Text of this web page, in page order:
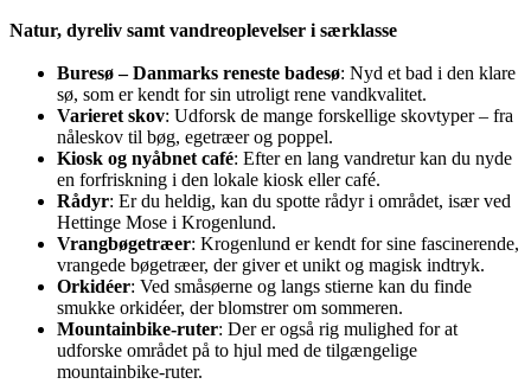
Natur, dyreliv samt vandreoplevelser i særklasse
Buresø – Danmarks reneste badesø: Nyd et bad i den klare
sø, som er kendt for sin utroligt rene vandkvalitet.
Varieret skov: Udforsk de mange forskellige skovtyper – fra
nåleskov til bøg, egetræer og poppel.
Kiosk og nyåbnet café: Efter en lang vandretur kan du nyde
en forfriskning i den lokale kiosk eller café.
Rådyr: Er du heldig, kan du spotte rådyr i området, især ved
Hettinge Mose i Krogenlund.
Vrangbøgetræer: Krogenlund er kendt for sine fascinerende,
vrangede bøgetræer, der giver et unikt og magisk indtryk.
Orkidéer: Ved småsøerne og langs stierne kan du finde
smukke orkidéer, der blomstrer om sommeren.
Mountainbike-ruter: Der er også rig mulighed for at
udforske området på to hjul med de tilgængelige
mountainbike-ruter.